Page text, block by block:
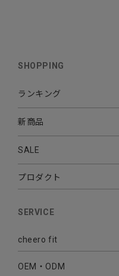
SHOPPING
ランキング
新商品
SALE
プロダクト
AUDIO
CABLE CHARGER
Sleepion
SERVICE
cheero fit
- Sleepion3
OEM・ODM